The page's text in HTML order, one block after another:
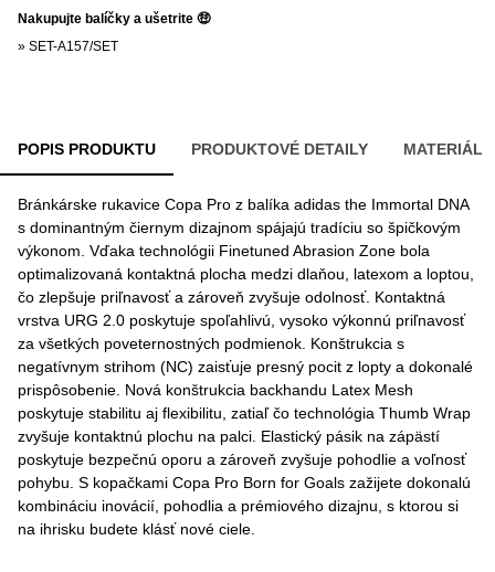
Nakupujte balíčky a ušetrite 🤑
» SET-A157/SET
POPIS PRODUKTU PRODUKTOVÉ DETAILY MATERIÁL
Bránkárske rukavice Copa Pro z balíka adidas the Immortal DNA
s dominantným čiernym dizajnom spájajú tradíciu so špičkovým
výkonom. Vďaka technológii Finetuned Abrasion Zone bola
optimalizovaná kontaktná plocha medzi dlaňou, latexom a loptou,
čo zlepšuje priľnavosť a zároveň zvyšuje odolnosť. Kontaktná
vrstva URG 2.0 poskytuje spoľahlivú, vysoko výkonnú priľnavosť
za všetkých poveternostných podmienok. Konštrukcia s
negatívnym strihom (NC) zaisťuje presný pocit z lopty a dokonalé
prispôsobenie. Nová konštrukcia backhandu Latex Mesh
poskytuje stabilitu aj flexibilitu, zatiaľ čo technológia Thumb Wrap
zvyšuje kontaktnú plochu na palci. Elastický pásik na zápästí
poskytuje bezpečnú oporu a zároveň zvyšuje pohodlie a voľnosť
pohybu. S kopačkami Copa Pro Born for Goals zažijete dokonalú
kombináciu inovácií, pohodlia a prémiového dizajnu, s ktorou si
na ihrisku budete klásť nové ciele.